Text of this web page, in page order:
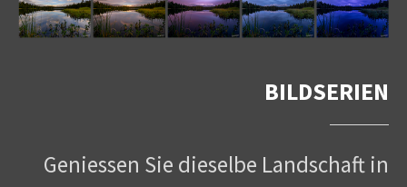
BILDSERIEN
Geniessen Sie dieselbe Landschaft in